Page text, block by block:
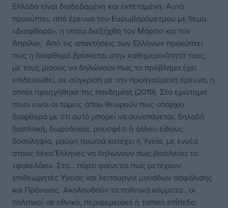
Ελλάδα είναι διαδεδομένη και εκτεταμένη. Αυτό
προκύπτει, από έρευνα του Ευρωβαρόμετρου με θέμα
«Διαφθορά», η οποία διεξήχθη τον Μάρτιο και τον
Απρίλιο. Από τις απαντήσεις των Ελλήνων προκύπτει
πως η διαφθορά βρίσκεται στην καθημερινότητά τους,
με τους μισούς να δηλώνουν πως το πρόβλημα έχει
επιδεινωθεί, σε σύγκριση με την προηγούμενη έρευνα, η
οποία προηγήθηκε της πανδημίας (2019). Στο ερώτημα
ποιοι είναι οι τομείς όπου θεωρούν πως υπάρχει
διαφθορά με ότι αυτό μπορεί να συνεπάγεται, δηλαδή
διαπλοκή, δωροδοκία, ρουσφέτι ή άλλου είδους
δοσοληψία, μαύρη πρωτιά κατέχει η Υγεία, με εννέα
στους δέκα Έλληνες να δηλώνουν πως βασιλεύει το
«φακελάκι». Στο… πάρτι φαίνεται πως μετέχουν
επιθεωρητές Υγείας και λειτουργοί μονάδων ασφάλισης
και Πρόνοιας. Ακολουθούν τα πολιτικά κόμματα , οι
πολιτικοί σε εθνικό, περιφερειακό ή τοπικό επίπεδο.